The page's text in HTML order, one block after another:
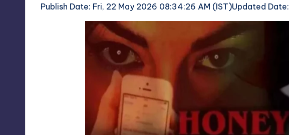
Publish Date: Fri, 22 May 2026 08:34:26 AM (IST)Updated Date: